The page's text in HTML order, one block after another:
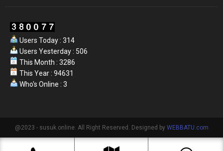
Users Today : 314
Users Yesterday : 506
This Month : 3286
This Year : 94631
Who's Online : 3
@2023 - susuk.online. All Right Reserved. Designed by WEBBATU.com